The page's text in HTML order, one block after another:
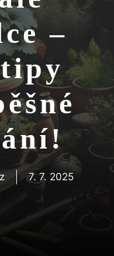
–
7. 7. 2025